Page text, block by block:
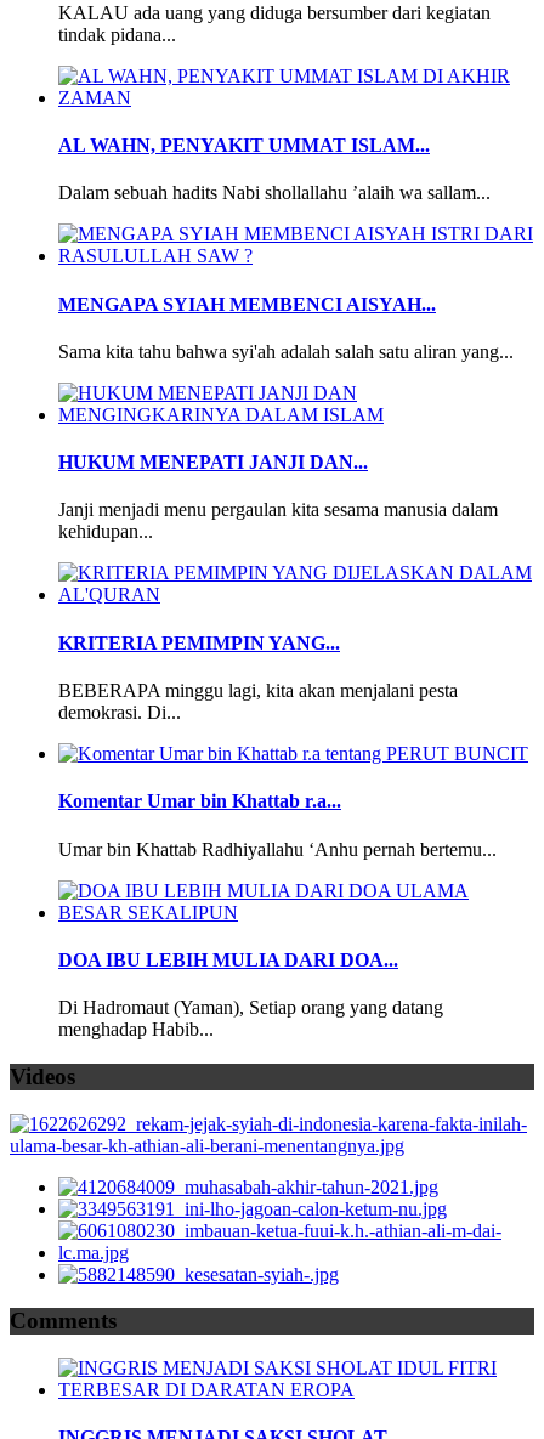
KALAU ada uang yang diduga bersumber dari kegiatan
tindak pidana...
AL WAHN, PENYAKIT UMMAT ISLAM...
Dalam sebuah hadits Nabi shollallahu ’alaih wa sallam...
MENGAPA SYIAH MEMBENCI AISYAH...
Sama kita tahu bahwa syi'ah adalah salah satu aliran yang...
HUKUM MENEPATI JANJI DAN...
Janji menjadi menu pergaulan kita sesama manusia dalam
kehidupan...
KRITERIA PEMIMPIN YANG...
BEBERAPA minggu lagi, kita akan menjalani pesta
demokrasi. Di...
Komentar Umar bin Khattab r.a...
Umar bin Khattab Radhiyallahu ‘Anhu pernah bertemu...
DOA IBU LEBIH MULIA DARI DOA...
Di Hadromaut (Yaman), Setiap orang yang datang
menghadap Habib...
Videos
Comments